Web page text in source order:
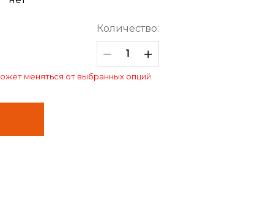
Количество:
− +
меняться от выбранных опций.